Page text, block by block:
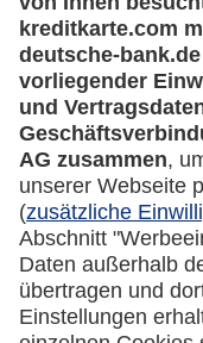
lufthansa.com
Rechtliches
Impressum
Datenschutz
Cookie Einstellungen